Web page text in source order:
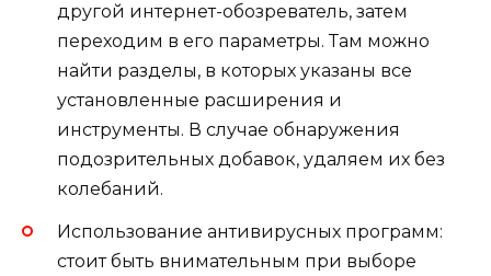
другой интернет-обозреватель, затем
переходим в его параметры. Там можно
найти разделы, в которых указаны все
установленные расширения и
инструменты. В случае обнаружения
подозрительных добавок, удаляем их без
колебаний.
Использование антивирусных программ:
стоит быть внимательным при выборе